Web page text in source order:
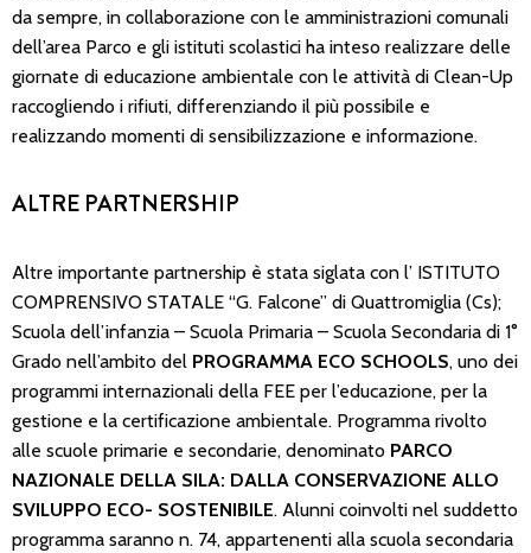
da sempre, in collaborazione con le amministrazioni comunali
dell’area Parco e gli istituti scolastici ha inteso realizzare delle
giornate di educazione ambientale con le attività di Clean-Up
raccogliendo i rifiuti, differenziando il più possibile e
realizzando momenti di sensibilizzazione e informazione.
ALTRE PARTNERSHIP
Altre importante partnership è stata siglata con l’ ISTITUTO
COMPRENSIVO STATALE “G. Falcone” di Quattromiglia (Cs);
Scuola dell’infanzia – Scuola Primaria – Scuola Secondaria di 1°
Grado nell’ambito del PROGRAMMA ECO SCHOOLS, uno dei
programmi internazionali della FEE per l’educazione, per la
gestione e la certificazione ambientale. Programma rivolto
alle scuole primarie e secondarie, denominato PARCO
NAZIONALE DELLA SILA: DALLA CONSERVAZIONE ALLO
SVILUPPO ECO- SOSTENIBILE. Alunni coinvolti nel suddetto
programma saranno n. 74, appartenenti alla scuola secondaria